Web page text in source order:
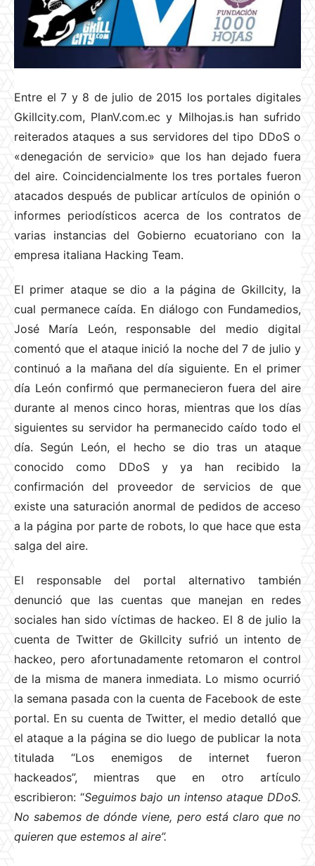
Entre el 7 y 8 de julio de 2015 los portales digitales
Gkillcity.com, PlanV.com.ec y Milhojas.is han sufrido
reiterados ataques a sus servidores del tipo DDoS o
«denegación de servicio» que los han dejado fuera
del aire. Coincidencialmente los tres portales fueron
atacados después de publicar artículos de opinión o
informes periodísticos acerca de los contratos de
varias instancias del Gobierno ecuatoriano con la
empresa italiana Hacking Team.
El primer ataque se dio a la página de Gkillcity, la
cual permanece caída. En diálogo con Fundamedios,
José María León, responsable del medio digital
comentó que el ataque inició la noche del 7 de julio y
continuó a la mañana del día siguiente. En el primer
día León confirmó que permanecieron fuera del aire
durante al menos cinco horas, mientras que los días
siguientes su servidor ha permanecido caído todo el
día. Según León, el hecho se dio tras un ataque
conocido como DDoS y ya han recibido la
confirmación del proveedor de servicios de que
existe una saturación anormal de pedidos de acceso
a la página por parte de robots, lo que hace que esta
salga del aire.
El responsable del portal alternativo también
denunció que las cuentas que manejan en redes
sociales han sido víctimas de hackeo. El 8 de julio la
cuenta de Twitter de Gkillcity sufrió un intento de
hackeo, pero afortunadamente retomaron el control
de la misma de manera inmediata. Lo mismo ocurrió
la semana pasada con la cuenta de Facebook de este
portal. En su cuenta de Twitter, el medio detalló que
el ataque a la página se dio luego de publicar la nota
titulada “Los enemigos de internet fueron
hackeados”, mientras que en otro artículo
escribieron: “Seguimos bajo un intenso ataque DDoS.
No sabemos de dónde viene, pero está claro que no
quieren que estemos al aire”.